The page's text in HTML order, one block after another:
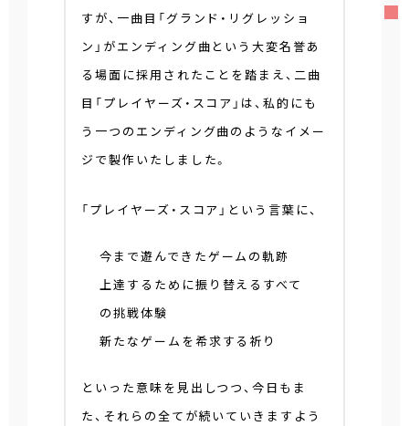
すが、一曲目「グランド・リグレッショ
ン」がエンディング曲という大変名誉あ
る場面に採用されたことを踏まえ、二曲
目「プレイヤーズ・スコア」は、私的にも
う一つのエンディング曲のようなイメー
ジで製作いたしました。
「プレイヤーズ・スコア」という言葉に、
今まで遊んできたゲームの軌跡
上達するために振り替えるすべて
の挑戦体験
新たなゲームを希求する祈り
といった意味を見出しつつ、今日もま
た、それらの全てが続いていきますよう